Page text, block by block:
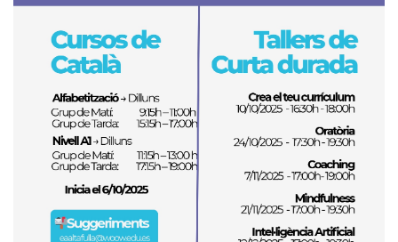
Seu electrònica